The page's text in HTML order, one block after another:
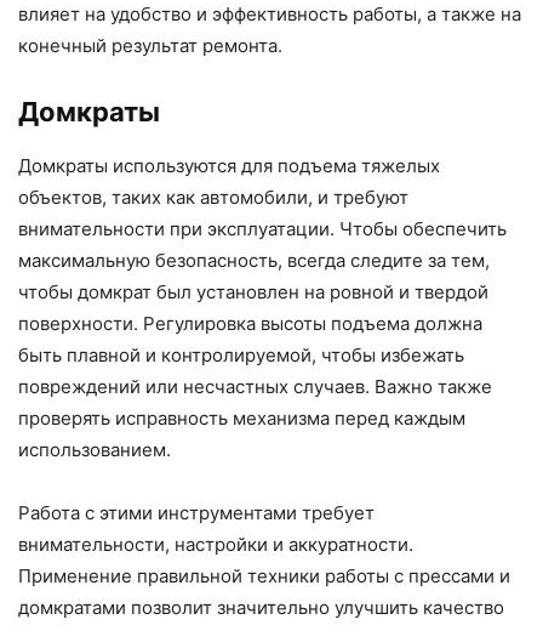
влияет на удобство и эффективность работы, а также на
конечный результат ремонта.
Домкраты
Домкраты используются для подъема тяжелых
объектов, таких как автомобили, и требуют
внимательности при эксплуатации. Чтобы обеспечить
максимальную безопасность, всегда следите за тем,
чтобы домкрат был установлен на ровной и твердой
поверхности. Регулировка высоты подъема должна
быть плавной и контролируемой, чтобы избежать
повреждений или несчастных случаев. Важно также
проверять исправность механизма перед каждым
использованием.
Работа с этими инструментами требует
внимательности, настройки и аккуратности.
Применение правильной техники работы с прессами и
домкратами позволит значительно улучшить качество